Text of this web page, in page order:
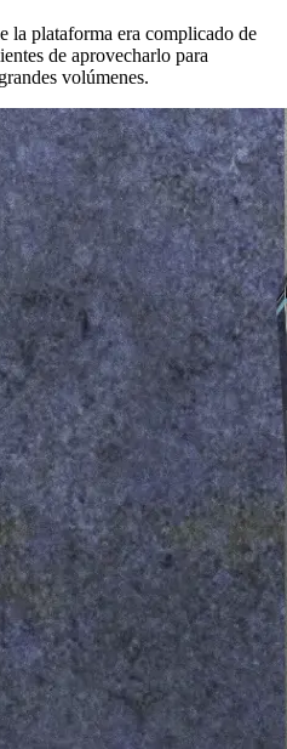
la plataforma era complicado de
de aprovecharlo para
volúmenes.